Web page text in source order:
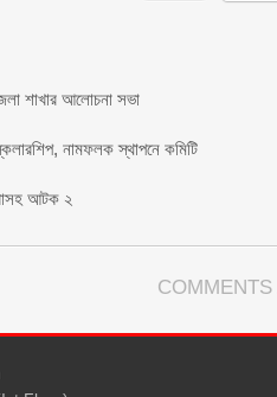
শাখার আলোচনা সভা
নামফলক স্থাপনে কমিটি
আটক ২